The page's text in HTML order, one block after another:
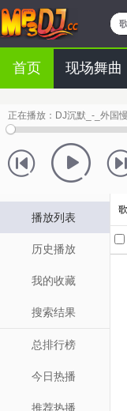
首页 现场舞曲
正在播放： DJ沉默_-_外国
播放列表
历史播放
我的收藏
搜索结果
总排行榜
今日热播
推荐热播